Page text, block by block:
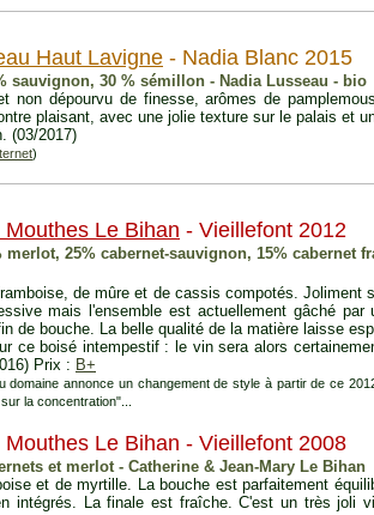
Haut Lavigne - Nadia Blanc 2015
sauvignon, 30 % sémillon - Nadia Lusseau - bio
non dépourvu de finesse, arômes de
plaisant, avec une jolie texture sur le palais et
(03/2017)
)
Mouthes Le Bihan - Vieillefont 2012
merlot, 25% cabernet-sauvignon, 15% cabernet
de mûre et de cassis compotés. Joliment
mais l'ensemble est actuellement gâché par
de bouche. La belle qualité de la matière laisse
ce boisé intempestif : le vin sera alors
Prix : B+
domaine annonce un changement de style à partir de ce
la concentration"...
Le Bihan - Vieillefont 2008
et merlot - Catherine & Jean-Mary Le Bihan
et de myrtille. La bouche est parfaitement
intégrés. La finale est fraîche. C'est un très joli